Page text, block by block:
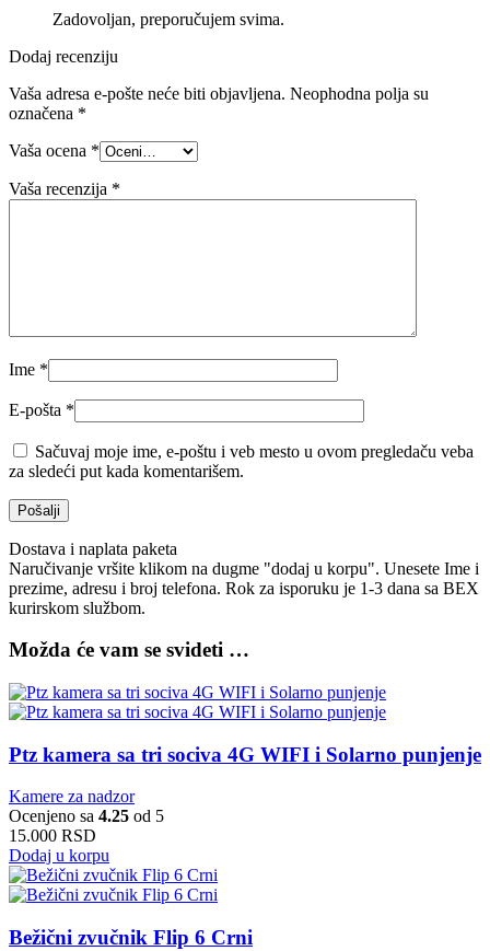
Zadovoljan, preporučujem svima.
Dodaj recenziju
Vaša adresa e-pošte neće biti objavljena. Neophodna polja su
označena *
Vaša ocena *
Vaša recenzija *
Ime *
E-pošta *
Sačuvaj moje ime, e-poštu i veb mesto u ovom pregledaču veba
za sledeći put kada komentarišem.
Dostava i naplata paketa
Naručivanje vršite klikom na dugme "dodaj u korpu". Unesete Ime i
prezime, adresu i broj telefona. Rok za isporuku je 1-3 dana sa BEX
kurirskom službom.
Možda će vam se svideti …
Ptz kamera sa tri sociva 4G WIFI i Solarno punjenje
Kamere za nadzor
Ocenjeno sa 4.25 od 5
15.000 RSD
Dodaj u korpu
Bežični zvučnik Flip 6 Crni